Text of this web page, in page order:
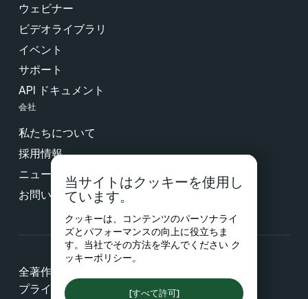
ウェビナー
ビデオライブラリ
イベント
サポート
API ドキュメント
会社
私たちについて
採用情報
ニュース & プレス
お問い合わせ
全著作権所有 © 2026 Netradyne
プライバシー
当サイトはクッキーを使用し
ています。
クッキーは、コンテンツのパーソナライ
ズとパフォーマンスの向上に役立ちま
す。当社でその方法を学んでください ク
ッキーポリシー。
[すべて許可]